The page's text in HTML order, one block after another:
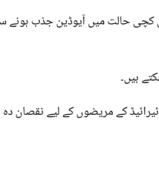
کچی حالت میں آیوڈین جذب ہونے
ہیں۔
کے مریضوں کے لیے نقصان دہ